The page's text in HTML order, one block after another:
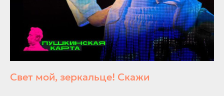
Свет мой, зеркальце! Скажи